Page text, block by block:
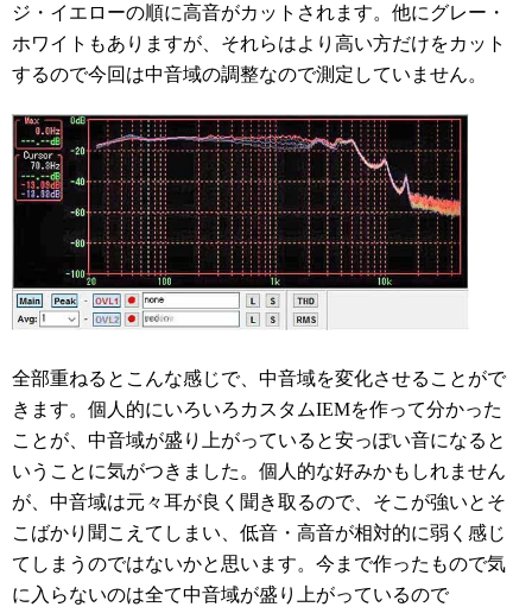
ジ・イエローの順に高音がカットされます。他にグレー・
ホワイトもありますが、それらはより高い方だけをカット
するので今回は中音域の調整なので測定していません。
全部重ねるとこんな感じで、中音域を変化させることがで
きます。個人的にいろいろカスタムIEMを作って分かった
ことが、中音域が盛り上がっていると安っぽい音になると
いうことに気がつきました。個人的な好みかもしれません
が、中音域は元々耳が良く聞き取るので、そこが強いとそ
こばかり聞こえてしまい、低音・高音が相対的に弱く感じ
てしまうのではないかと思います。今まで作ったもので気
に入らないのは全て中音域が盛り上がっているので